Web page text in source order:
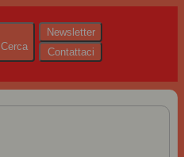
Cerca
Newsletter
Contattaci